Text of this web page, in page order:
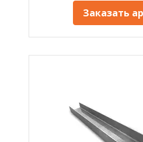
Заказать